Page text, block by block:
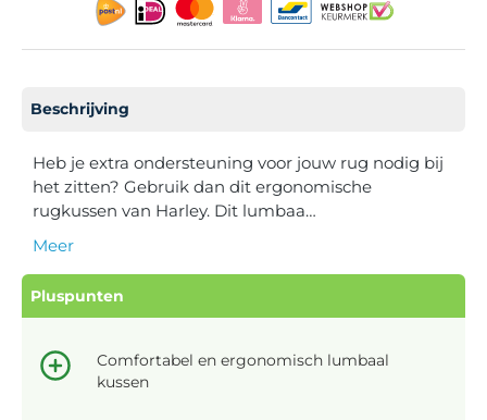
Beschrijving
Heb je extra ondersteuning voor jouw rug nodig bij
het zitten? Gebruik dan dit ergonomische
rugkussen van Harley. Dit lumbaa…
Meer
Pluspunten
Comfortabel en ergonomisch lumbaal
kussen